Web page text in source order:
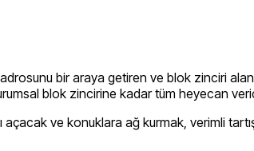
bir araya getiren ve blok zinciri
blok zincirine kadar tüm heyecan
açacak ve konuklara ağ kurmak, verimli